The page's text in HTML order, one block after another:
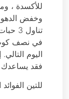
للأكسدة ،
وخفض
في نصف كوب
اليوم
فقد
للتين